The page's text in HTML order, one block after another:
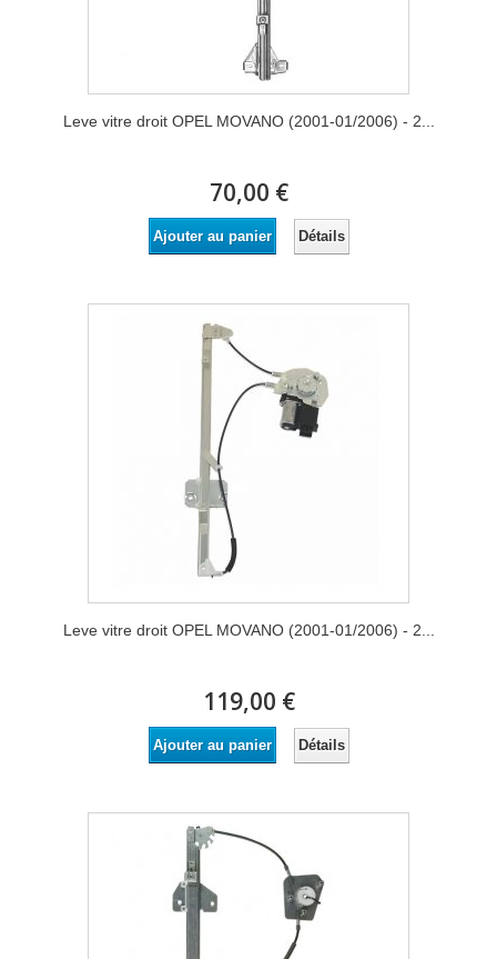
Leve vitre droit OPEL MOVANO (2001-01/2006) - 2...
70,00 €
Ajouter au panier Détails
Leve vitre droit OPEL MOVANO (2001-01/2006) - 2...
119,00 €
Ajouter au panier Détails